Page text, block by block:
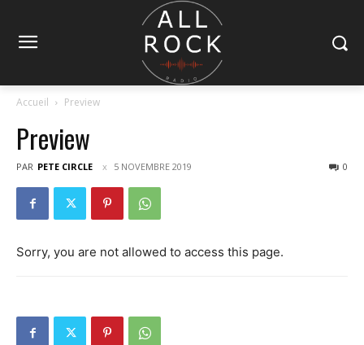
Accueil Preview
Preview
PAR PETE CIRCLE 5 NOVEMBRE 2019 0
Sorry, you are not allowed to access this page.